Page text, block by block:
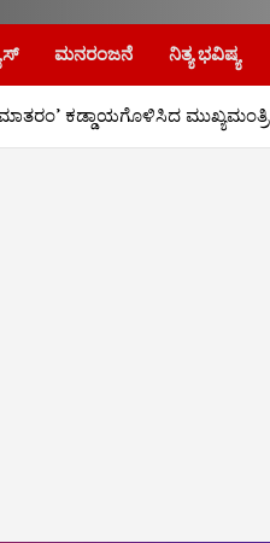
ಮನರಂಜನೆ ನಿತ್ಯ ಭವಿಷ್ಯ
ಮಾತರಂ’ ಕಡ್ಡಾಯಗೊಳಿಸಿದ ಮುಖ್ಯಮಂತ್ರಿ